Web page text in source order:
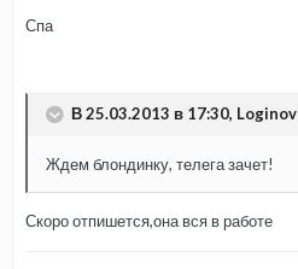
Спа
В 25.03.2013 в 17:30, Loginov
Ждем блондинку, телега зачет!
Скоро отпишется,она вся в работе